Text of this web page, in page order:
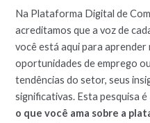
Na Plataforma Digital de
acreditamos que a voz de
você está aqui para
oportunidades de emprego
tendências do setor, seus
significativas. Esta pesquisa é
o que você ama sobre a